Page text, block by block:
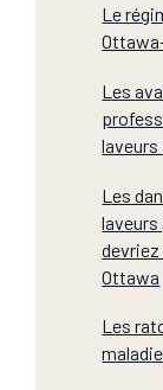
Le
Les
laveurs
Les
Ottawa
Les